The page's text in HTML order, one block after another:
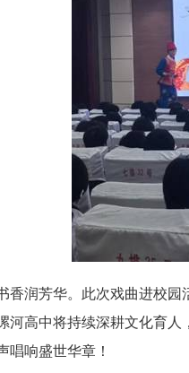
香润芳华。此次戏曲进校
河高中将持续深耕文化育
唱响盛世华章！